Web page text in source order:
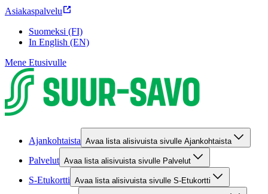
Asiakaspalvelu
Suomeksi (FI)
In English (EN)
Mene Etusivulle
Ajankohtaista Avaa lista alisivuista sivulle Ajankohtaista
Palvelut Avaa lista alisivuista sivulle Palvelut
S-Etukortti Avaa lista alisivuista sivulle S-Etukortti